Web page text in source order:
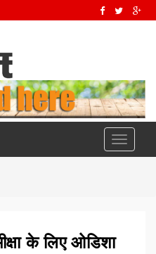
Toggle
के लिए ओडिशा